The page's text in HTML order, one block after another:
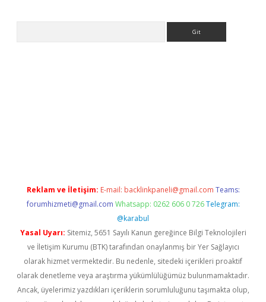
Reklam ve İletişim: E-mail: backlinkpaneli@gmail.com Teams:
forumhizmeti@gmail.com Whatsapp: 0262 606 0 726 Telegram:
@karabul
Yasal Uyarı: Sitemiz, 5651 Sayılı Kanun gereğince Bilgi Teknolojileri
ve İletişim Kurumu (BTK) tarafından onaylanmış bir Yer Sağlayıcı
olarak hizmet vermektedir. Bu nedenle, sitedeki içerikleri proaktif
olarak denetleme veya araştırma yükümlülüğümüz bulunmamaktadır.
Ancak, üyelerimiz yazdıkları içeriklerin sorumluluğunu taşımakta olup,